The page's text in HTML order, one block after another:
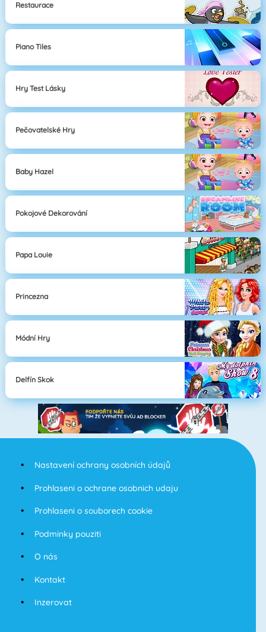
Restaurace
Piano Tiles
Hry Test Lásky
Pečovatelské Hry
Baby Hazel
Pokojové Dekorování
Papa Louie
Princezna
Módní Hry
Delfín Skok
Nastavení ochrany osobních údajů
Prohlaseni o ochrane osobnich udaju
Prohlaseni o souborech cookie
Podminky pouziti
O nás
Kontakt
Inzerovat